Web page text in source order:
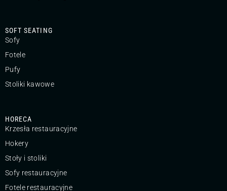
SOFT SEATING
Sofy
Fotele
Pufy
Stoliki kawowe
HORECA
Krzesła restauracyjne
Hokery
Stoły i stoliki
Sofy restauracyjne
Fotele restauracyjne